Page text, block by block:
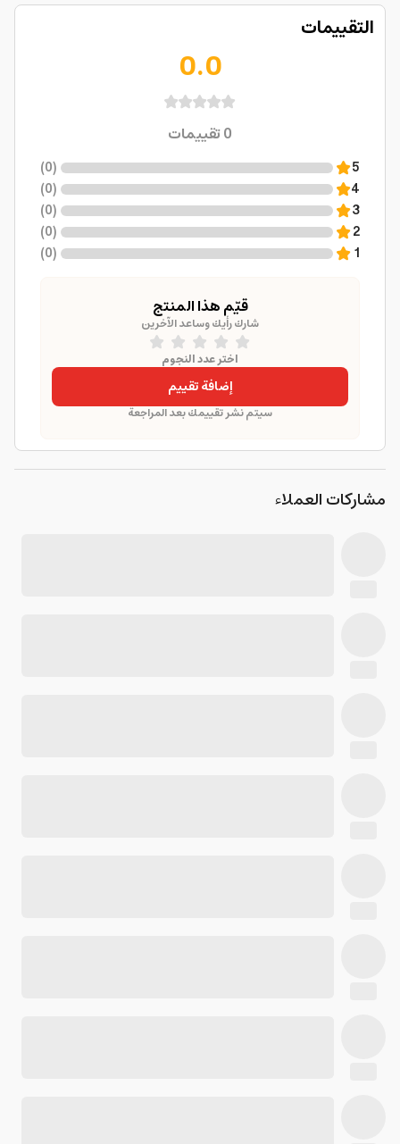
التقييمات
0.0
0تقييمات
5
(
0
)
4
(
0
)
3
(
0
)
2
(
0
)
1
(
0
)
قيّم هذا المنتج
شارك رأيك وساعد الآخرين
اختر عدد النجوم
إضافة تقييم
سيتم نشر تقييمك بعد المراجعة
مشاركات العملاء